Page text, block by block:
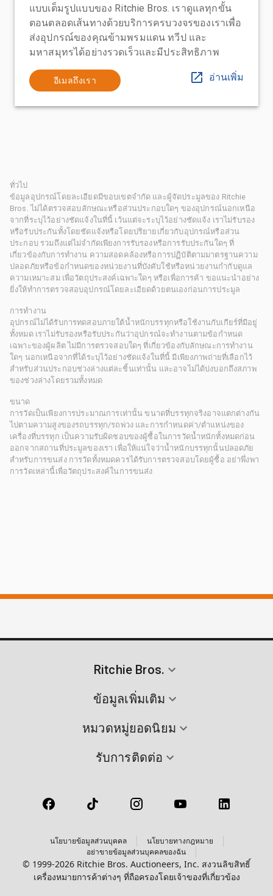
แบบเต็มรูปแบบของ Ritchie Bros. เราดูแลทุกขั้น
ตอนตลอดเส้นทางด้วยบริการครบวงจรของเราเพื่อ
ส่งอุปกรณ์ของคุณข้ามพรมแดน ทวีป และ
มหาสมุทรได้อย่างรวดเร็วและมีประสิทธิภาพ
อีเมลถึงเรา อ่านเพิ่ม
ทั่วไป
ข้อมูลอุปกรณ์โดยละเอียดมีขอบเขตจำกัด และผู้จัดประมูลของ Ritchie
Bros. ไม่ได้ตรวจสอบลักษณะหรือส่วนประกอบใดๆ ของอุปกรณ์นอกเหนือ
จากที่ระบุไว้อย่างชัดแจ้งในที่นี้ เว้นแต่จะระบุไว้อย่างชัดแจ้ง เราไม่รับรอง
หรือรับประกันทั้งโดยชัดแจ้งหรือโดยปริยายเกี่ยวกับอุปกรณ์หรือส่วน
ประกอบ รวมถึงแต่ไม่จำกัดเพียงการรับรองหรือการรับประกันใดๆ ที่
เกี่ยวข้องกับการทำงาน ความสอดคล้องหรือการปฏิบัติตามมาตรฐานความ
ปลอดภัยหรือข้อกำหนดของหน่วยงานที่บังคับใช้หรือหน่วยงานกำกับดูแล
ความเหมาะสม เพื่อวัตถุประสงค์เฉพาะใดๆ หรือเพื่อการค้า ขอแนะนำอย่าง
ยิ่งให้ทำการตรวจสอบอุปกรณ์โดยละเอียดด้วยตนเองก่อนการประมูล
การทำงาน
อุปกรณ์ไม่ได้รับการทดสอบภายใต้น้ำหนักบรรทุกหรือใช้งานกับเกียร์ที่มีอยู่
ทั้งหมด เราไม่รับรองหรือรับประกันว่าอุปกรณ์จะทำงานตามข้อกำหนด
เฉพาะของผู้ผลิต ไม่มีการตรวจสอบใดๆ ที่เกี่ยวข้องกับลักษณะการทำงาน
ใดๆ นอกเหนือจากที่ได้ระบุไว้อย่างชัดแจ้งในที่นี้ มีเพียงภาพถ่ายที่เลือกไว้
สำหรับส่วนประกอบช่วงล่างแต่ละชิ้นเท่านั้น และอาจไม่ได้บ่งบอกถึงสภาพ
ของช่วงล่างโดยรวมทั้งหมด
ขนาด
การวัดเป็นเพียงการประมาณการเท่านั้น ขนาดที่บรรทุกจริงอาจแตกต่างกัน
ไปตามความสูงของรถบรรทุก/รถพ่วง และการกำหนดค่า/ตำแหน่งของ
เครื่องที่บรรทุก เป็นความรับผิดชอบของผู้ซื้อในการวัดน้ำหนักทั้งหมดก่อน
ออกจากสถานที่ประมูลของเรา เพื่อให้แน่ใจว่าน้ำหนักบรรทุกนั้นปลอดภัย
สำหรับการขนส่ง การวัดทั้งหมดควรได้รับการตรวจสอบโดยผู้ซื้อ อย่าพึ่งพา
การวัดเหล่านี้เพื่อวัตถุประสงค์ในการขนส่ง
Ritchie Bros.
ข้อมูลเพิ่มเติม
หมวดหมู่ยอดนิยม
รับการติดต่อ
นโยบายข้อมูลส่วนบุคคล
นโยบายทางกฎหมาย
อย่าขายข้อมูลส่วนบุคคลของฉัน
© 1999-2026 Ritchie Bros. Auctioneers, Inc. สงวนลิขสิทธิ์
เครื่องหมายการค้าต่างๆ ที่ถือครองโดยเจ้าของที่เกี่ยวข้อง